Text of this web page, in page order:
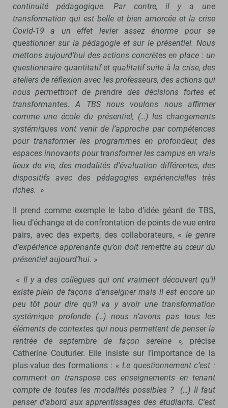
continuité pédagogique. Par contre, il y a une
transformation qui est belle et bien amorcée et la crise
Covid-19 a un effet levier assez énorme pour se
questionner sur la pédagogie et sur le présentiel. Nous
mettons aujourd’hui des actions concrètes en place : un
questionnaire quantitatif et qualitatif suite à la crise, des
ateliers de réflexion avec les professeurs, des actions qui
nous permettront de prendre des décisions fortes et
transformantes. A TBS nous voulons nous affirmer
comme une école du présentiel, (…) les changements
systémiques vont venir de l’approche par compétences
pour transformer les programmes en profondeur, des
espaces innovants pour transformer les campus en vrais
lieux de vie, des modalités d’évaluation différentes, des
dispositifs avec des pédagogies expériencielles très
riches. »
Il prend comme exemple le labo d’idée géant de TBS,
lieu d’échange et de confrontation de points de vue entre
pairs, avec des experts, des collaborateurs, « le genre
d’expérience apprenante qu’on doit remettre au cœur du
présentiel aujourd’hui. »
« Il y a des collègues qui ont vraiment découvert qu’il
existe plein de façons d’enseigner mais il est encore un
peu tôt pour dire qu’il va y avoir une transformation
systémique profonde (…) nous n’avons pas tous les
éléments de contextes qui nous permettent de penser la
rentrée de septembre de façon sereine », précise
Catherine Couturier. Elle insiste sur l’importance de la
plus-value des formations : « Le questionnement c’est :
comment on transpose ces enseignements en tenant
compte de toutes les modalités possibles ? (…) Il faut
penser d’abord aux apprentissages des étudiants. C’est